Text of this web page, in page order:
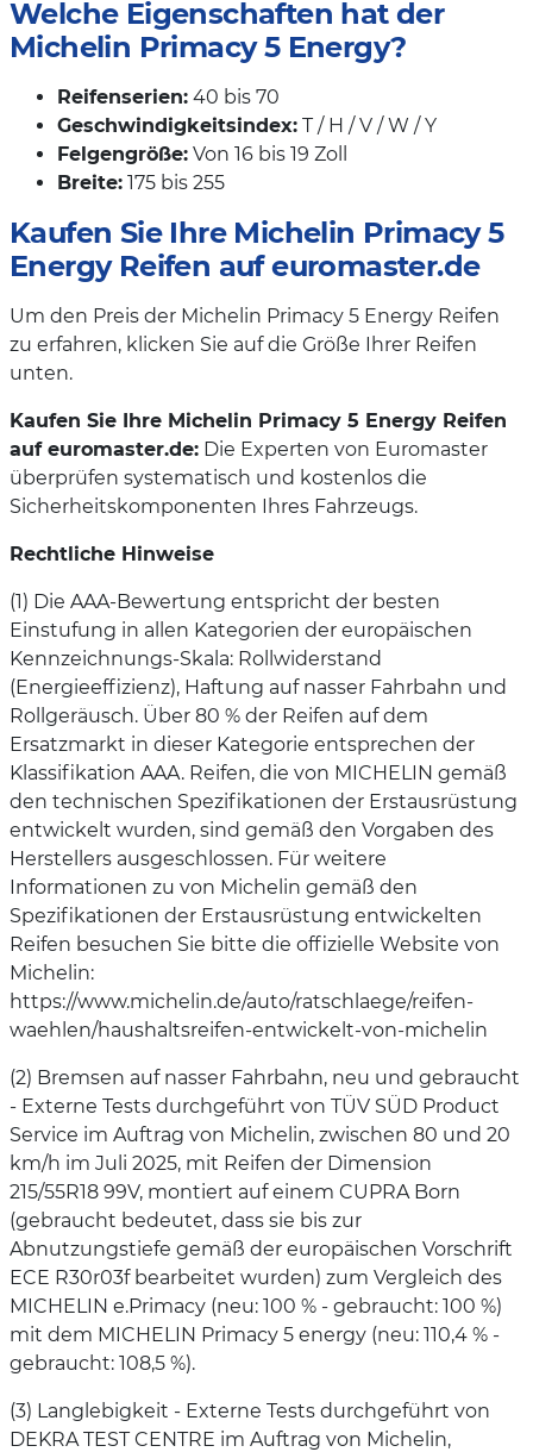
Welche Eigenschaften hat der
Michelin Primacy 5 Energy?
Reifenserien: 40 bis 70
Geschwindigkeitsindex: T / H / V / W / Y
Felgengröße: Von 16 bis 19 Zoll
Breite: 175 bis 255
Kaufen Sie Ihre Michelin Primacy 5
Energy Reifen auf euromaster.de
Um den Preis der Michelin Primacy 5 Energy Reifen
zu erfahren, klicken Sie auf die Größe Ihrer Reifen
unten.
Kaufen Sie Ihre Michelin Primacy 5 Energy Reifen
auf euromaster.de: Die Experten von Euromaster
überprüfen systematisch und kostenlos die
Sicherheitskomponenten Ihres Fahrzeugs.
Rechtliche Hinweise
(1) Die AAA-Bewertung entspricht der besten
Einstufung in allen Kategorien der europäischen
Kennzeichnungs-Skala: Rollwiderstand
(Energieeffizienz), Haftung auf nasser Fahrbahn und
Rollgeräusch. Über 80 % der Reifen auf dem
Ersatzmarkt in dieser Kategorie entsprechen der
Klassifikation AAA. Reifen, die von MICHELIN gemäß
den technischen Spezifikationen der Erstausrüstung
entwickelt wurden, sind gemäß den Vorgaben des
Herstellers ausgeschlossen. Für weitere
Informationen zu von Michelin gemäß den
Spezifikationen der Erstausrüstung entwickelten
Reifen besuchen Sie bitte die offizielle Website von
Michelin:
https://www.michelin.de/auto/ratschlaege/reifen-
waehlen/haushaltsreifen-entwickelt-von-michelin
(2) Bremsen auf nasser Fahrbahn, neu und gebraucht
- Externe Tests durchgeführt von TÜV SÜD Product
Service im Auftrag von Michelin, zwischen 80 und 20
km/h im Juli 2025, mit Reifen der Dimension
215/55R18 99V, montiert auf einem CUPRA Born
(gebraucht bedeutet, dass sie bis zur
Abnutzungstiefe gemäß der europäischen Vorschrift
ECE R30r03f bearbeitet wurden) zum Vergleich des
MICHELIN e.Primacy (neu: 100 % - gebraucht: 100 %)
mit dem MICHELIN Primacy 5 energy (neu: 110,4 % -
gebraucht: 108,5 %).
(3) Langlebigkeit - Externe Tests durchgeführt von
DEKRA TEST CENTRE im Auftrag von Michelin,